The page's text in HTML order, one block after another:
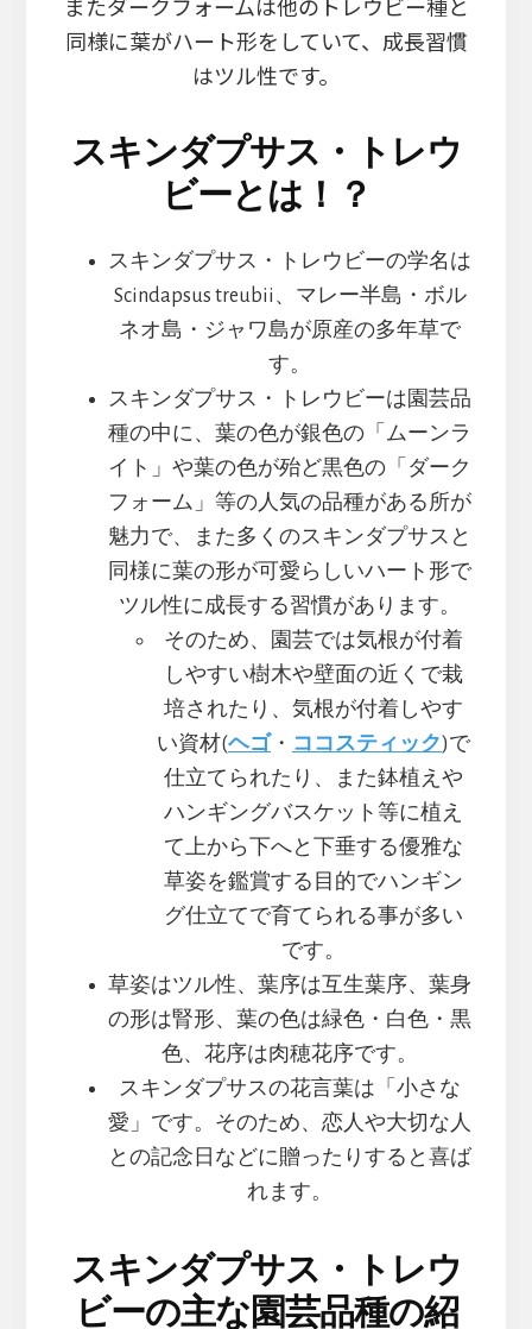
またダークフォームは他のトレウビー種と
同様に葉がハート形をしていて、成長習慣
はツル性です。
スキンダプサス・トレウ
ビーとは！？
スキンダプサス・トレウビーの学名は
Scindapsus treubii、マレー半島・ボル
ネオ島・ジャワ島が原産の多年草で
す。
スキンダプサス・トレウビーは園芸品
種の中に、葉の色が銀色の「ムーンラ
イト」や葉の色が殆ど黒色の「ダーク
フォーム」等の人気の品種がある所が
魅力で、また多くのスキンダプサスと
同様に葉の形が可愛らしいハート形で
ツル性に成長する習慣があります。
そのため、園芸では気根が付着
しやすい樹木や壁面の近くで栽
培されたり、気根が付着しやす
い資材(ヘゴ ・ ココスティック)で
仕立てられたり、また鉢植えや
ハンギングバスケット等に植え
て上から下へと下垂する優雅な
草姿を鑑賞する目的でハンギン
グ仕立てで育てられる事が多い
です。
草姿はツル性、葉序は互生葉序、葉身
の形は腎形、葉の色は緑色・白色・黒
色、花序は肉穂花序です。
スキンダプサスの花言葉は「小さな
愛」です。そのため、恋人や大切な人
との記念日などに贈ったりすると喜ば
れます。
スキンダプサス・トレウ
ビーの主な園芸品種の紹